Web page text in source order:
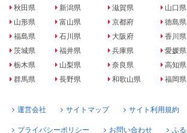
秋田県
山形県
福島県
茨城県
栃木県
群馬県
新潟県
富山県
石川県
福井県
山梨県
長野県
滋賀県
京都府
大阪府
兵庫県
奈良県
和歌山県
山口県
徳島県
香川県
愛媛県
高知県
福岡県
運営会社 サイトマップ サイト利用規約
プライバシーポリシー お問い合わせ ふる